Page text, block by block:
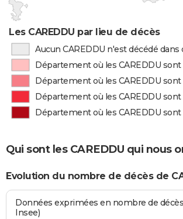
Les CAREDDU par lieu de décès
Aucun CAREDDU n'est décédé
Département où les CAREDDU
Département où les CAREDDU sont
Département où les CAREDDU
Département où les CAREDDU
Qui sont les CAREDDU qui nous
Evolution du nombre de décès de
Données exprimées en nombre de
Insee)